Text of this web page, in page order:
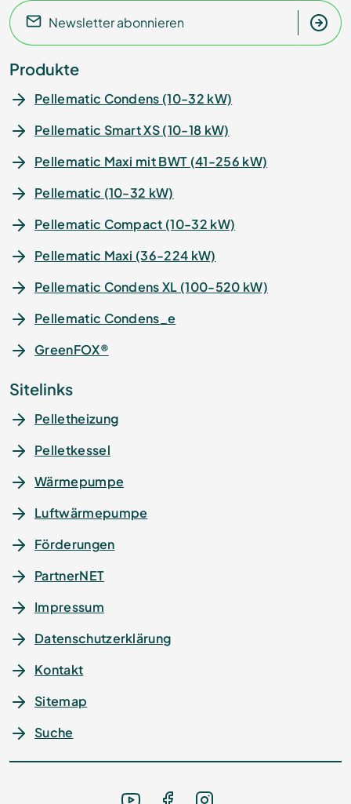
Newsletter abonnieren
Produkte
Pellematic Condens (10-32 kW)
Pellematic Smart XS (10-18 kW)
Pellematic Maxi mit BWT (41-256 kW)
Pellematic (10-32 kW)
Pellematic Compact (10-32 kW)
Pellematic Maxi (36-224 kW)
Pellematic Condens XL (100-520 kW)
Pellematic Condens_e
GreenFOX®
Sitelinks
Pelletheizung
Pelletkessel
Wärmepumpe
Luftwärmepumpe
Förderungen
PartnerNET
Impressum
Datenschutz­erklärung
Kontakt
Sitemap
Suche